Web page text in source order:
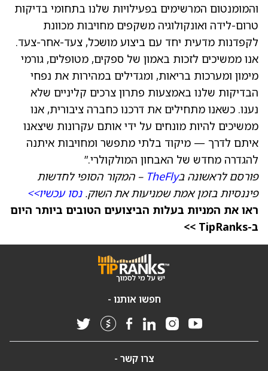
והמומנטום המרשימים בפעילויות שלנו בתחומי בדיקות
טרום-לידה ואונקולוגיה משקפים מחויבות מכוונת
לקפדנות מדעית יחד עם ביצוע מושכל, צעד-אחר-צעד.
אנו ממשיכים לזכות באמון של ספקים, מטופלים, גורמי
מימון ומערכות בריאות, ומגדילים במהירות את נפחי
הבדיקות שלנו באמצעות פתרון צרכים קליניים שלא
נענו. כשאנו מתחילים את דרכנו כחברה ציבורית, אנו
ממשיכים להיות מונחים על ידי אותם עקרונות שיצאנו
איתם לדרך — מיקוד בלתי מתפשר ומחויבות איתנה
להגדרה מחדש של האבחון המולקולרי.”
פורסם לראשונה בTheFly – המקור הסופי לחדשות
פיננסיות בזמן אמת שמניעות את השוק.נסו עכשיו>>
ראו את המניות בעלות הביצועים הטובים ביותר היום
ב-TipRanks >>
חפשו אותנו -
צרו קשר -